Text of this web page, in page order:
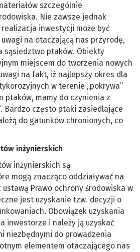
szczególnie
Nie zawsze jednak
inwestycji może być
na otaczającą nas przyrodę,
sąsiedztwo ptaków. Obiekty
miejscem do tworzenia nowych
na fakt, iż najlepszy okres dla
w terenie „pokrywa”
ptaków, mamy do czynienia z
Bardzo często ptaki zasiedlające
do gatunków chronionych, co
inżynierskich
inżynierskich są
mogą znacząco oddziaływać na
Prawo ochrony środowiska w
jest uzyskanie tzw. decyzji o
Obowiązek uzyskania
inwestorze i należy ją uzyskać
niezbędnymi do prowadzenia
elementem otaczającego nas